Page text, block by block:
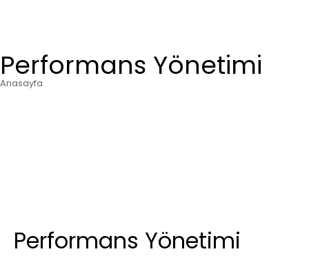
Performans Yönetimi
You are here:
Anasayfa
Performans Yönetimi